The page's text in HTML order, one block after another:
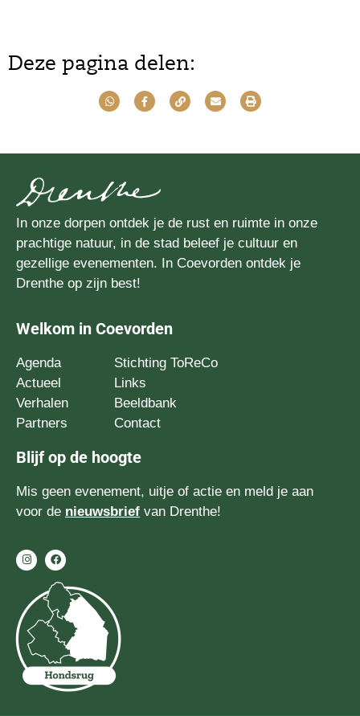
Deze pagina delen:
In onze dorpen ontdek je de rust en ruimte in onze
prachtige natuur, in de stad beleef je cultuur en
gezellige evenementen. In Coevorden ontdek je
Drenthe op zijn best!
Welkom in Coevorden
Agenda
Actueel
Verhalen
Partners
Stichting ToReCo
Links
Beeldbank
Contact
Blijf op de hoogte
Mis geen evenement, uitje of actie en meld je aan
voor de nieuwsbrief van Drenthe!